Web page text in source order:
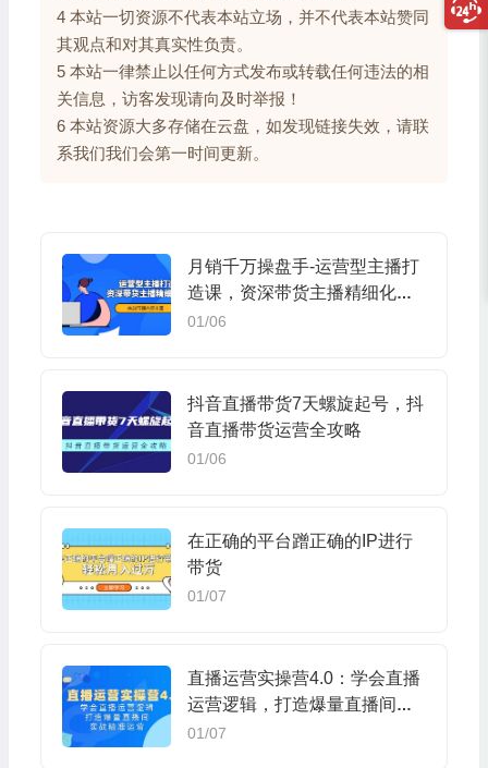
4 本站一切资源不代表本站立场，并不代表本站赞同
其观点和对其真实性负责。
5 本站一律禁止以任何方式发布或转载任何违法的相
关信息，访客发现请向及时举报！
6 本站资源大多存储在云盘，如发现链接失效，请联
系我们我们会第一时间更新。
月销千万操盘手-运营型主播打
造课，资深带货主播精细化讲
解（20节课）
01/06
抖音直播带货7天螺旋起号，抖
音直播带货运营全攻略
01/06
在正确的平台蹭正确的IP进行
带货
01/07
直播运营实操营4.0：学会直播
运营逻辑，打造爆量直播间，
实战精准运营
01/07